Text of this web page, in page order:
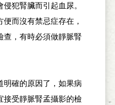
犯腎臟而引起血尿。
而沒有禁忌症存在，
查，有時必須做靜脈腎
明確的原因了，如果病
接受靜脈腎孟攝影的檢